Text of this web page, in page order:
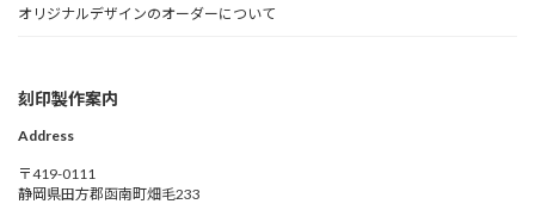
オリジナルデザインのオーダーについて
刻印製作案内
Address
〒419-0111
静岡県田方郡函南町畑毛233